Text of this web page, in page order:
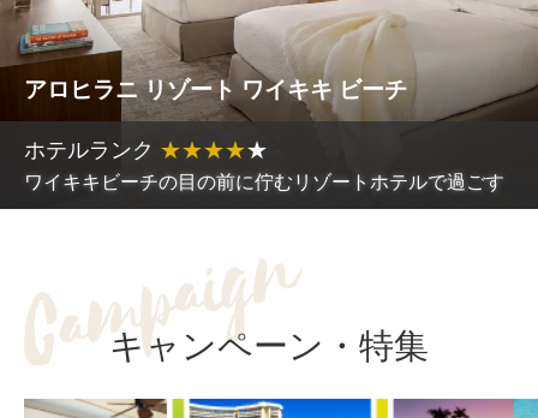
アロヒラニ リゾート ワイキキ ビーチ
ホテルランク ★★★★★
ワイキキビーチの目の前に佇むリゾートホテルで過ごす
キャンペーン・特集